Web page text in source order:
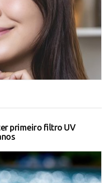
primeiro filtro UV